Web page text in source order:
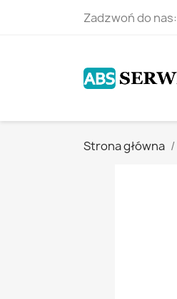
Zadzwoń do nas:
Strona główna